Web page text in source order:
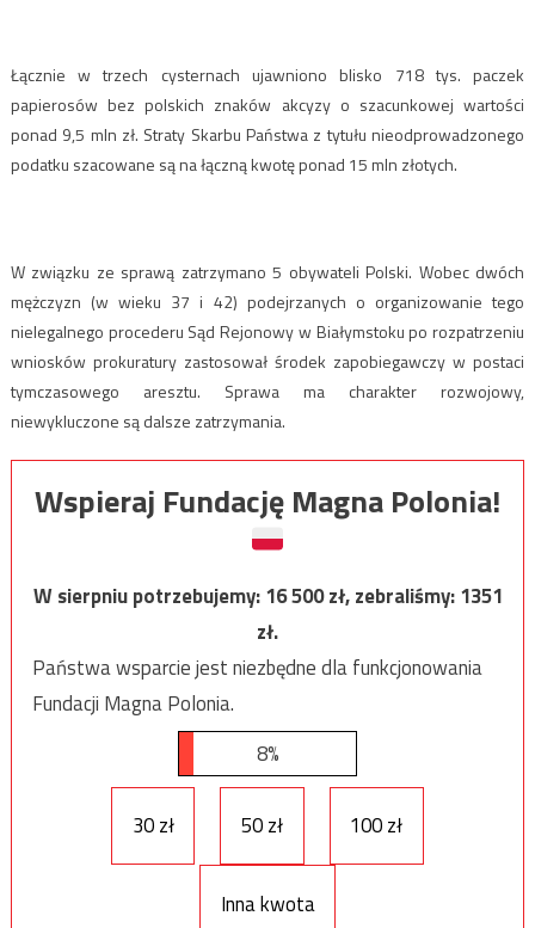
Łącznie w trzech cysternach ujawniono blisko 718 tys. paczek
papierosów bez polskich znaków akcyzy o szacunkowej wartości
ponad 9,5 mln zł. Straty Skarbu Państwa z tytułu nieodprowadzonego
podatku szacowane są na łączną kwotę ponad 15 mln złotych.
W związku ze sprawą zatrzymano 5 obywateli Polski. Wobec dwóch
mężczyzn (w wieku 37 i 42) podejrzanych o organizowanie tego
nielegalnego procederu Sąd Rejonowy w Białymstoku po rozpatrzeniu
wniosków prokuratury zastosował środek zapobiegawczy w postaci
tymczasowego aresztu. Sprawa ma charakter rozwojowy,
niewykluczone są dalsze zatrzymania.
Wspieraj Fundację Magna Polonia!
W sierpniu potrzebujemy:16 500zł, zebraliśmy:1351
zł.
Państwa wsparcie jest niezbędne dla funkcjonowania
Fundacji Magna Polonia.
8%
30 zł 50 zł 100 zł
Inna kwota